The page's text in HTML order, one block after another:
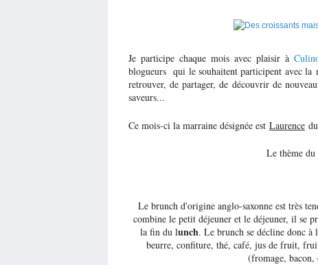
Je participe chaque mois avec plaisir à
blogueurs qui le souhaitent participent avec la
retrouver, de partager, de découvrir de
saveurs...
Ce mois-ci la marraine désignée est Laurence
Le thème
Le brunch d'origine anglo-saxonne est très
combine le petit déjeuner et le déjeuner, il se
la fin du lunch. Le brunch se décline donc à
beurre, confiture, thé, café, jus de fruit,
(fromage,